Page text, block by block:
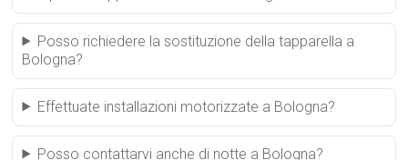
Posso richiedere la sostituzione della tapparella a
Bologna?
Effettuate installazioni motorizzate a Bologna?
Posso contattarvi anche di notte a Bologna?